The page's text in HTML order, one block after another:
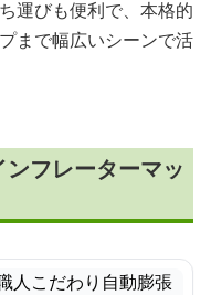
運びも便利で、本格的
まで幅広いシーンで活
フレーターマッ